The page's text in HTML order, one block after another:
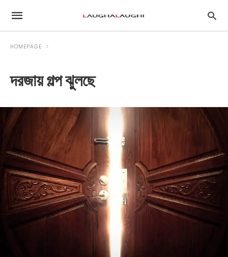
HOMEPAGE
দরজায় গল্প ঝুলছে